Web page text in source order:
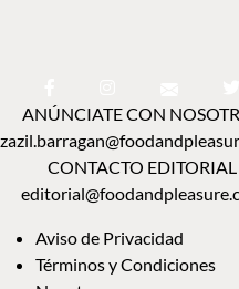
ANÚNCIATE CON
CONTACTO EDITORIAL
Aviso de Privacidad
Términos y Condiciones